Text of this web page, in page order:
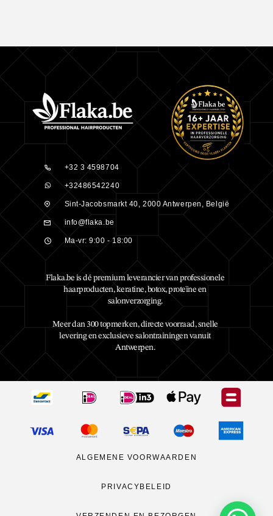
+32 3 4598704
+32486542240
Sint-Jacobsmarkt 40, 2000 Antwerpen, België
info@flaka.be
Ma-vr: 9:00 - 18:00
Flaka.be is dé premium leverancier van professionele
haarproducten, keratine, botox, proteïne en
salonverzorging.
Meer dan 300 topmerken, directe voorraad, snelle
levering en exclusieve salontrainingen vanuit
Antwerpen.
ALGEMENE VOORWAARDEN
PRIVACYBELEID